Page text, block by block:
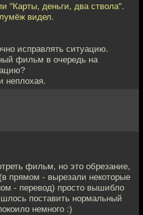
"Карты, деньги, два ствола".
видел.
исправлять ситуацию.
фильм в очередь на
неплохая.
фильм, но это обрезание,
прямом - вырезали некоторые
- перевод) просто вышибло
поставить нормальный
немного :)